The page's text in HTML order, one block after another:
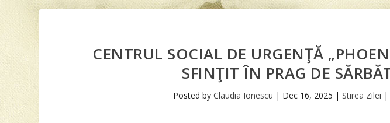
CENTRUL SOCIAL DE URGENŢĂ
SFINŢIT ÎN PRAG DE
Posted by Claudia Ionescu | Dec 16, 2025 | Stirea Zilei |